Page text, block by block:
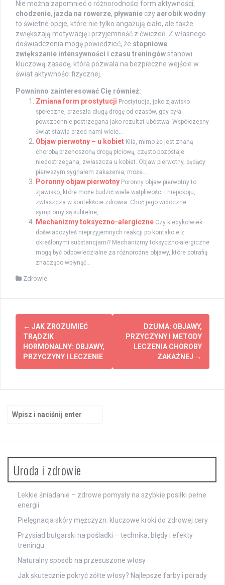
Nie można zapomnieć o różnorodności form aktywności;
chodzenie, jazda na rowerze, pływanie czyaerobik wodny
to świetne opcje, które nie tylko angażują ciało, ale także
zwiększają motywację i przyjemność z ćwiczeń. Z własnego
doświadczenia mogę powiedzieć, że stopniowe
zwiększanie intensywności i czasu treningówstanowi
kluczową zasadę, która pozwala na bezpieczne wejście w
świat aktywności fizycznej.
Powninno zainteresować Cię również:
Zmiana form prostytucji Prostytucja, jako zjawisko
społeczne, przeszła długą drogę od czasów, gdy była
powszechnie postrzegana jako rezultat ubóstwa. Współczesny
świat stawia przed nami wiele...
Objaw pierwotny – u kobiet Kiła, mimo że jest znaną
chorobą przenoszoną drogą płciową, często pozostaje
niedostrzegana, zwłaszcza u kobiet. Objaw pierwotny, będący
pierwszym sygnałem zakażenia, może...
Poronny objaw pierwotny Poronny objaw pierwotny to
zjawisko, które może budzić wiele wątpliwości i niepokoju,
zwłaszcza w kontekście zdrowia. Choć jego widoczne
symptomy są subtelne,...
Mechanizmy toksyczno-alergiczne Czy kiedykolwiek
doświadczyłeś nieprzyjemnych reakcji po kontakcie z
określonymi substancjami? Mechanizmy toksyczno-alergiczne
mogą być odpowiedzialne za różnorodne objawy, które potrafią
znacząco wpłynąć...
Zdrowie
Zobacz
wpisy
← JAK ZROZUMIEĆ
TRĄDZIK
HORMONALNY: OBJAWY,
PRZYCZYNY I LECZENIE
DŻUMA: OBJAWY,
PRZYCZYNY I METODY
LECZENIA CHOROBY
ZAKAŹNEJ →
Uroda i zdrowie
Lekkie śniadanie – zdrowe pomysły na szybkie posiłki pełne
energii
Pielęgnacja skóry mężczyzn: kluczowe kroki do zdrowej cery
Przysiad bułgarski na pośladki – technika, błędy i efekty
treningu
Naturalny sposób na przesuszone włosy
Jak skutecznie pokryć żółte włosy? Najlepsze farby i porady